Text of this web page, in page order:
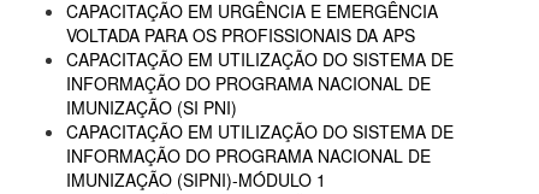
CAPACITAÇÃO EM URGÊNCIA E EMERGÊNCIA
VOLTADA PARA OS PROFISSIONAIS DA APS
CAPACITAÇÃO EM UTILIZAÇÃO DO SISTEMA DE
INFORMAÇÃO DO PROGRAMA NACIONAL DE
IMUNIZAÇÃO (SI PNI)
CAPACITAÇÃO EM UTILIZAÇÃO DO SISTEMA DE
INFORMAÇÃO DO PROGRAMA NACIONAL DE
IMUNIZAÇÃO (SIPNI)-MÓDULO 1